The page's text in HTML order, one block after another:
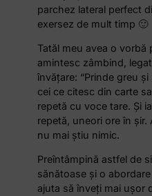
parchez lateral perfect
exersez de mult timp 🙂
Tatăl meu avea o vorbă
amintesc zâmbind,
învăţare: “Prinde greu şi
cei ce citesc din carte
repetă cu voce tare. Şi
repetă, uneori ore în şir.
nu mai știu nimic.
Preîntâmpină astfel de
sănătoase şi o
ajuta să înveţi mai uşor